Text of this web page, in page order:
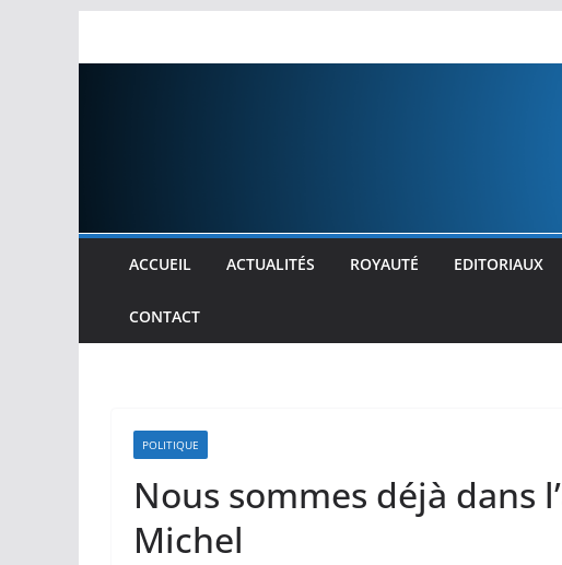
ACCUEIL ACTUALITÉS ROYAUTÉ EDITORIAUX
CONTACT
POLITIQUE
Nous sommes déjà dans
Michel